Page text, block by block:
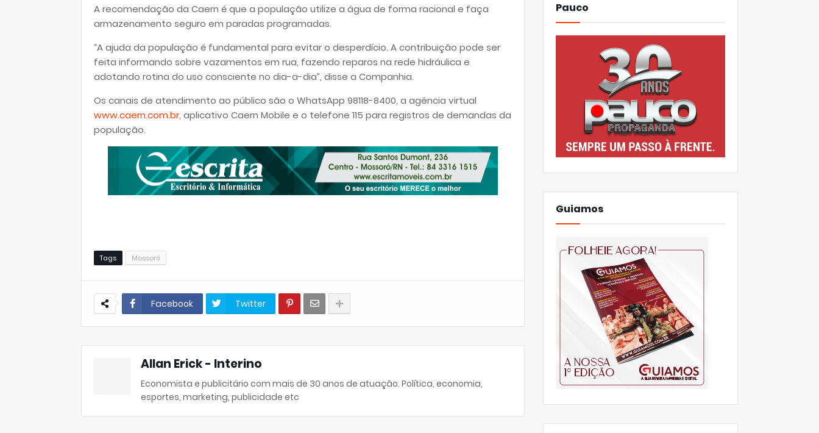
A recomendação da Caern é que a população utilize a água de forma racional e faça
armazenamento seguro em paradas programadas.
“A ajuda da população é fundamental para evitar o desperdício. A contribuição pode ser
feita informando sobre vazamentos em rua, fazendo reparos na rede hidráulica e
adotando rotina do uso consciente no dia-a-dia”, disse a Companhia.
Os canais de atendimento ao público são o WhatsApp 98118-8400, a agência virtual
www.caern.com.br, aplicativo Caern Mobile e o telefone 115 para registros de demandas da
população.
Tags Mossoró
Facebook Twitter
Allan Erick - Interino
Economista e publicitário com mais de 30 anos de atuação. Política, economia,
esportes, marketing, publicidade etc
Pauco
Guiamos